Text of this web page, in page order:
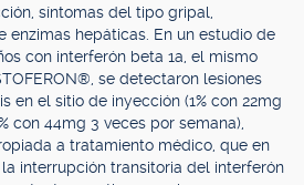
síntomas del tipo gripal,
enzimas hepáticas. En un estudio de
con interferón beta 1a, el mismo
se detectaron lesiones
en el sitio de inyección (1% con 22mg
con 44mg 3 veces por semana),
a tratamiento médico, que en
interrupción transitoria del interferón